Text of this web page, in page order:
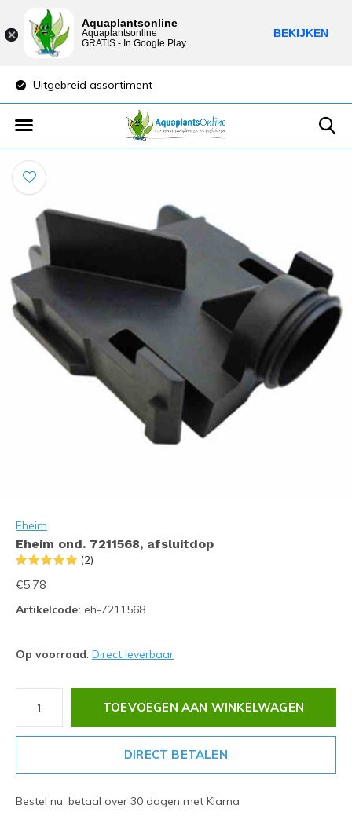
Uitgebreid assortiment
Eheim
Eheim ond. 7211568, afsluitdop
(2)
€5,78
Artikelcode: eh-7211568
Op voorraad: Direct leverbaar
TOEVOEGEN AAN WINKELWAGEN
DIRECT BETALEN
Bestel nu, betaal over 30 dagen met Klarna
Aquaplantsonline
Aquaplantsonline
GRATIS - In Google Play
BEKIJKEN